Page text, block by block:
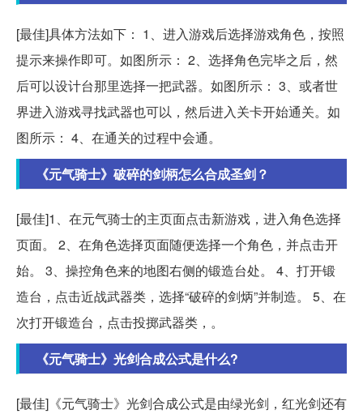
[最佳]具体方法如下： 1、进入游戏后选择游戏角色，按照
提示来操作即可。如图所示： 2、选择角色完毕之后，然
后可以设计台那里选择一把武器。如图所示： 3、或者世
界进入游戏寻找武器也可以，然后进入关卡开始通关。如
图所示： 4、在通关的过程中会通。
《元气骑士》破碎的剑柄怎么合成圣剑？
[最佳]1、在元气骑士的主页面点击新游戏，进入角色选择
页面。 2、在角色选择页面随便选择一个角色，并点击开
始。 3、操控角色来的地图右侧的锻造台处。 4、打开锻
造台，点击近战武器类，选择“破碎的剑炳”并制造。 5、在
次打开锻造台，点击投掷武器类，。
《元气骑士》光剑合成公式是什么?
[最佳]《元气骑士》光剑合成公式是由绿光剑，红光剑还有